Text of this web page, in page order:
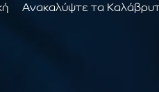
Ανακαλύψτε τα